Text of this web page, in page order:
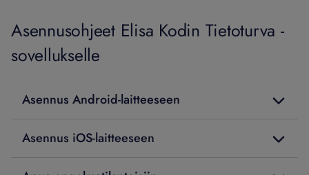
Asennusohjeet Elisa Kodin Tietoturva -
sovellukselle
Asennus Android-laitteeseen
Asennus iOS-laitteeseen